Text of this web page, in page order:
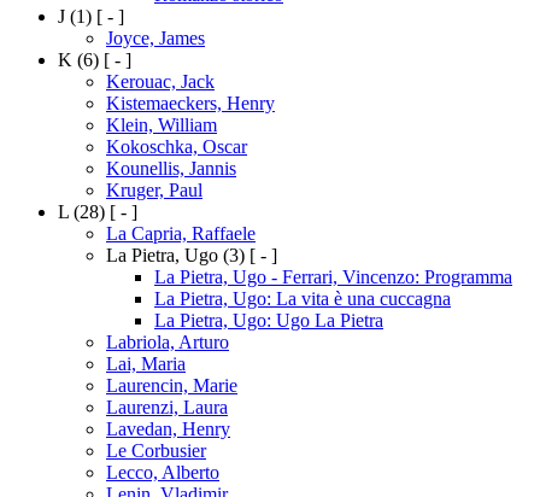
J (1) [ - ]
Joyce, James
K (6) [ - ]
Kerouac, Jack
Kistemaeckers, Henry
Klein, William
Kokoschka, Oscar
Kounellis, Jannis
Kruger, Paul
L (28) [ - ]
La Capria, Raffaele
La Pietra, Ugo (3) [ - ]
La Pietra, Ugo - Ferrari, Vincenzo: Programma
La Pietra, Ugo: La vita è una cuccagna
La Pietra, Ugo: Ugo La Pietra
Labriola, Arturo
Lai, Maria
Laurencin, Marie
Laurenzi, Laura
Lavedan, Henry
Le Corbusier
Lecco, Alberto